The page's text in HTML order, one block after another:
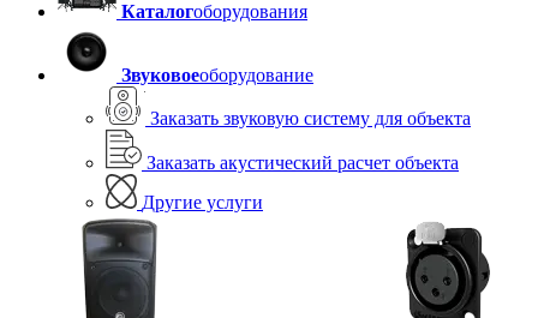
Каталогоборудования
Звуковоеоборудование
Заказать звуковую систему для объекта
Заказать акустический расчет объекта
Другие услуги